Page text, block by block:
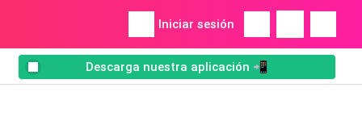
Iniciar sesión
Descarga nuestra aplicación 📲